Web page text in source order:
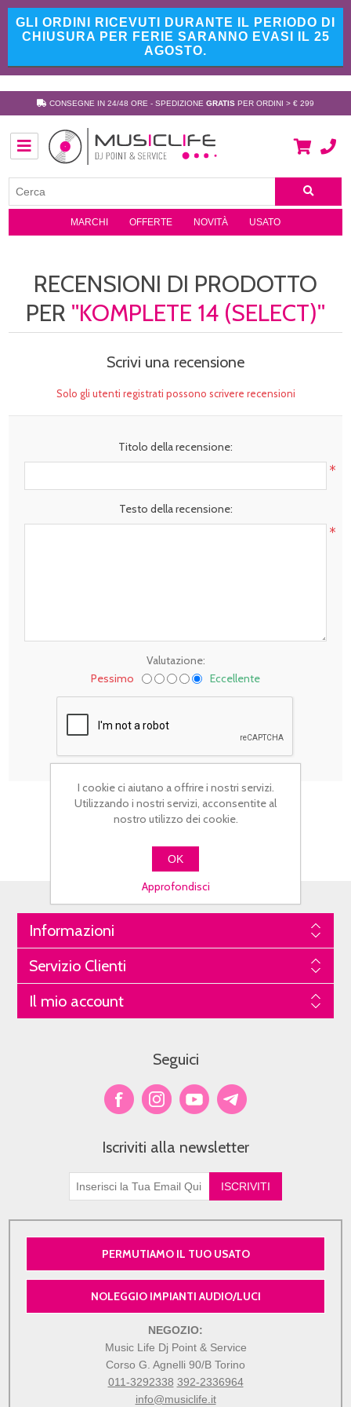
GLI ORDINI RICEVUTI DURANTE IL PERIODO DI
CHIUSURA PER FERIE SARANNO EVASI IL 25
AGOSTO.
CONSEGNE IN 24/48 ORE - SPEDIZIONE GRATIS PER ORDINI > € 299
MARCHI OFFERTE NOVITÀ USATO
RECENSIONI DI PRODOTTO
PER KOMPLETE 14 (SELECT)
Scrivi una recensione
Solo gli utenti registrati possono scrivere recensioni
Titolo della recensione:
*
Testo della recensione:
*
Valutazione:
Pessimo
Eccellente
Informazioni
Servizio Clienti
Il mio account
Seguici
Iscriviti alla newsletter
PERMUTIAMO IL TUO USATO
NOLEGGIO IMPIANTI AUDIO/LUCI
NEGOZIO:
Music Life Dj Point & Service
Corso G. Agnelli 90/B Torino
011-3292338 392-2336964
info@musiclife.it
I cookie ci aiutano a offrire i nostri servizi.
Utilizzando i nostri servizi, acconsentite al
nostro utilizzo dei cookie.
OK
Approfondisci